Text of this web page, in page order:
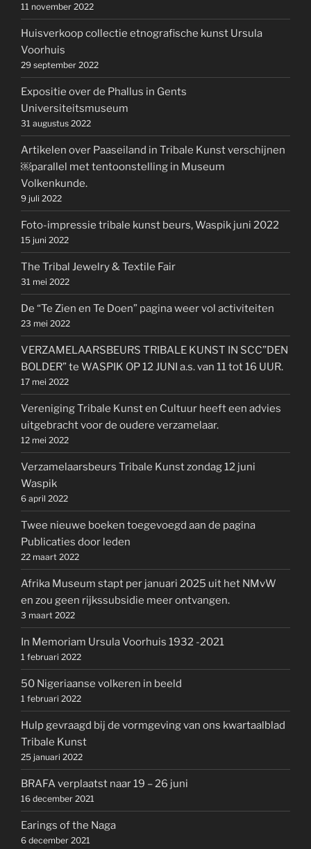
11 november 2022
Huisverkoop collectie etnografische kunst Ursula
Voorhuis
29 september 2022
Expositie over de Phallus in Gents
Universiteitsmuseum
31 augustus 2022
Artikelen over Paaseiland in Tribale Kunst verschijnen
￼parallel met tentoonstelling in Museum
Volkenkunde.
9 juli 2022
Foto-impressie tribale kunst beurs, Waspik juni 2022
15 juni 2022
The Tribal Jewelry & Textile Fair
31 mei 2022
De “Te Zien en Te Doen” pagina weer vol activiteiten
23 mei 2022
VERZAMELAARSBEURS TRIBALE KUNST IN SCC”DEN
BOLDER” te WASPIK OP 12 JUNI a.s. van 11 tot 16 UUR.
17 mei 2022
Vereniging Tribale Kunst en Cultuur heeft een advies
uitgebracht voor de oudere verzamelaar.
12 mei 2022
Verzamelaarsbeurs Tribale Kunst zondag 12 juni
Waspik
6 april 2022
Twee nieuwe boeken toegevoegd aan de pagina
Publicaties door leden
22 maart 2022
Afrika Museum stapt per januari 2025 uit het NMvW
en zou geen rijkssubsidie meer ontvangen.
3 maart 2022
In Memoriam Ursula Voorhuis 1932 -2021
1 februari 2022
50 Nigeriaanse volkeren in beeld
1 februari 2022
Hulp gevraagd bij de vormgeving van ons kwartaalblad
Tribale Kunst
25 januari 2022
BRAFA verplaatst naar 19 – 26 juni
16 december 2021
Earings of the Naga
6 december 2021